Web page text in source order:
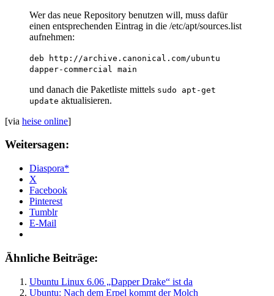
Wer das neue Repository benutzen will, muss dafür
einen entsprechenden Eintrag in die /etc/apt/sources.list
aufnehmen:
deb http://archive.canonical.com/ubuntu
dapper-commercial main
und danach die Paketliste mittels sudo apt-get
update aktualisieren.
[via heise online]
Weitersagen:
Diaspora*
X
Facebook
Pinterest
Tumblr
E-Mail
Ähnliche Beiträge:
Ubuntu Linux 6.06 „Dapper Drake“ ist da
Ubuntu: Nach dem Erpel kommt der Molch